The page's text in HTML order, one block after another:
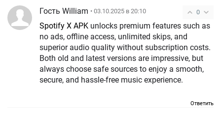
0
Гость William • 03.10.2025 в 20:10
Spotify X APK unlocks premium features such as
no ads, offline access, unlimited skips, and
superior audio quality without subscription costs.
Both old and latest versions are impressive, but
always choose safe sources to enjoy a smooth,
secure, and hassle-free music experience.
Ответить